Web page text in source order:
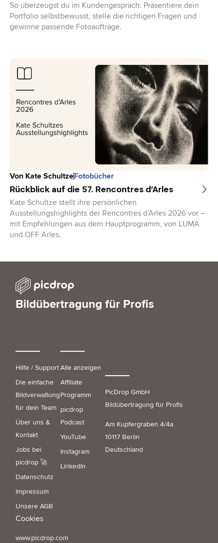
So überzeugst du im Kundengespräch: Präsentiere dein
Portfolio selbstbewusst, stelle die richtigen Fragen und
gewinne passende Fotoaufträge.
Von Kate SchultzeFotobücher
Rückblick auf die 57. Rencontres d’Arles
Kate Schultze stellt ihre persönlichen
Ausstellungshighlights der Rencontres d’Arles 2026 vor –
mit Empfehlungen aus dem Hauptprogramm, von LUMA
und OFF Arles.
Bildübertragung für Profis
PicDrop GmbH
Bildübertragung für Profis
Am Kupfergraben 4/4a
10117 Berlin
Deutschland
Hilfe / Support
Die einfache
Bildverwaltung
für dein Team
Über uns &
Kontakt
Jobs bei
picdrop 🚀
Datenschutz
Impressum
Unsere AGB
Cookies
Alle anzeigen
Affiliate
Programm
picdrop
Podcast
YouTube
Instagram
LinkedIn
www.picdrop.com